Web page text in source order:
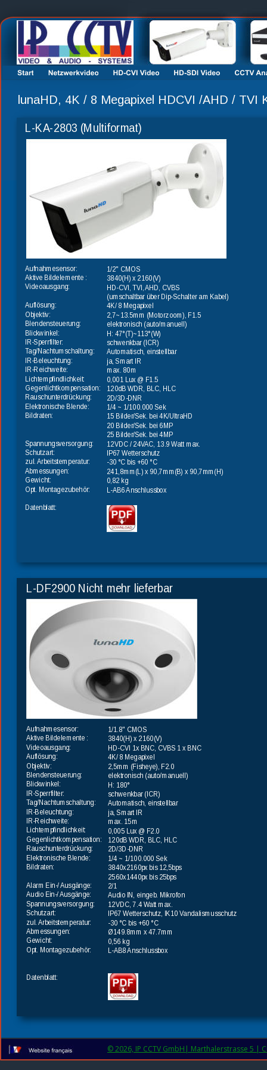
© 2026, IP CCTV GmbH| Marthalerstrasse 5 |
lunaHD, 4K / 8 Megapixel HDCVI /AHD / TVI
L-KA-2803 (Multiformat)
Aufnahmesensor:
Aktive Bildelemente :
Videoausgang:
Auflösung:
Objektiv:
Blendensteuerung:
Blickwinkel:
IR-Sperrfilter:
Tag/Nachtumschaltung:
IR-Beleuchtung:
IR-Reichweite:
Lichtempfindlichkeit:
Gegenlichtkompensation:
Rauschunterdrückung:
Elektronische Blende:
Bildraten:
Spannungsversorgung:
Schutzart:
zul. Arbeitstemperatur:
Abmessungen:
Gewicht:
Opt. Montagezubehör:
Datenblatt:
1/2" CMOS
3840(H) x 2160(V)
HD-CVI, TVI, AHD, CVBS
(umschaltbar über Dip-Schalter am Kabel)
4K/ 8 Megapixel
2,7~13.5mm (Motorzoom), F1.5
elektronisch (auto/manuell)
H: 47°(T)~113°(W)
schwenkbar (ICR)
Automatisch, einstellbar
ja, Smart IR
max. 80m
0,001 Lux @ F1.5
120dB WDR, BLC, HLC
2D/3D-DNR
1/4 ~ 1/100.000 Sek
15 Bilder/Sek. bei 4K/UltraHD
20 Bilder/Sek. bei 6MP
25 Bilder/Sek. bei 4MP
12VDC / 24VAC, 13.9 Watt max.
IP67 Wetterschutz
-30 °C bis +60 °C
241,8mm(L) x 90,7mm(B) x 90,7mm(H)
0,82 kg
L-AB6 Anschlussbox
L-DF2900 Nicht mehr lieferbar
Aufnahmesensor:
Aktive Bildelemente :
Videoausgang:
Auflösung:
Objektiv:
Blendensteuerung:
Blickwinkel:
IR-Sperrfilter:
Tag/Nachtumschaltung:
IR-Beleuchtung:
IR-Reichweite:
Lichtempfindlichkeit:
Gegenlichtkompensation:
Rauschunterdrückung:
Elektronische Blende:
Bildraten:
Alarm Ein-/ Ausgänge:
Audio Ein-/ Ausgänge:
Spannungsversorgung:
Schutzart:
zul. Arbeitstemperatur:
Abmessungen:
Gewicht:
Opt. Montagezubehör:
Datenblatt:
1/1.8" CMOS
3840(H) x 2160(V)
HD-CVI 1x BNC, CVBS 1 x BNC
4K/ 8 Megapixel
2,5mm (Fisheye), F2.0
elektronisch (auto/manuell)
H: 180°
schwenkbar (ICR)
Automatisch, einstellbar
ja, Smart IR
max. 15m
0,005 Lux @ F2.0
120dB WDR, BLC, HLC
2D/3D-DNR
1/4 ~ 1/100.000 Sek
3840x2160px bis 12,5bps
2560x1440px bis 25bps
2/1
Audio IN, eingeb. Mikrofon
12VDC, 7.4 Watt max.
IP67 Wetterschutz, IK10 Vandalismusschutz
-30 °C bis +60 °C
Ø149.8mm x 47.7mm
0,56 kg
L-AB8 Anschlussbox